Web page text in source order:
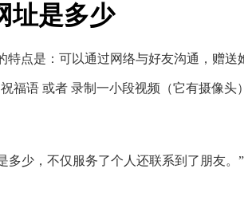
址是多少
特点是：可以通过网络与好友沟通，赠送
语 或者 录制一小段视频（它有摄像
多少 ，不仅服务了个人还联系到了朋友。”